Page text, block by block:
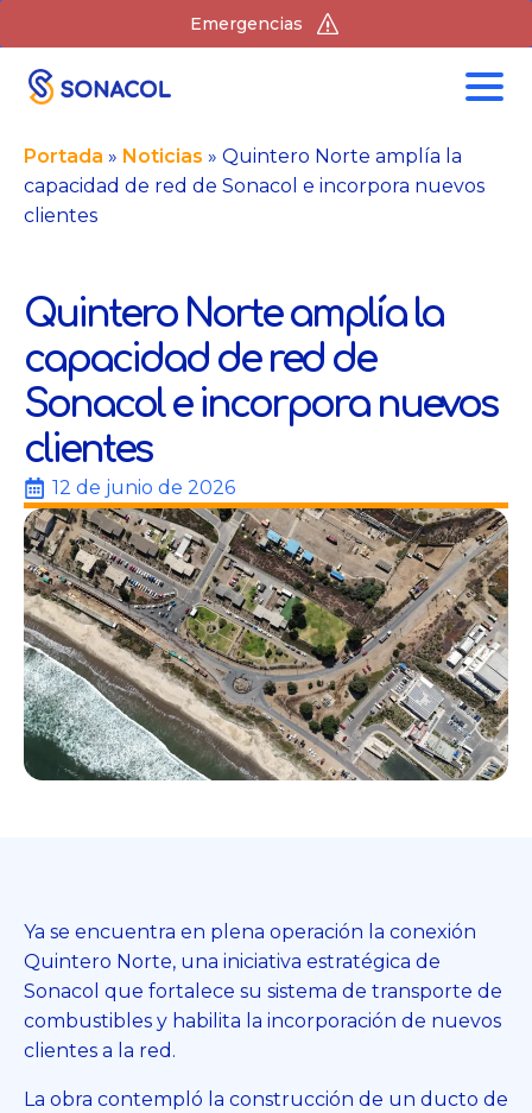
Emergencias
Portada » Noticias » Quintero Norte amplía la
capacidad de red de Sonacol e incorpora nuevos
clientes
Quintero Norte amplía la
capacidad de red de
Sonacol e incorpora nuevos
clientes
12 de junio de 2026
Ya se encuentra en plena operación la conexión
Quintero Norte, una iniciativa estratégica de
Sonacol que fortalece su sistema de transporte de
combustibles y habilita la incorporación de nuevos
clientes a la red.
La obra contempló la construcción de un ducto de